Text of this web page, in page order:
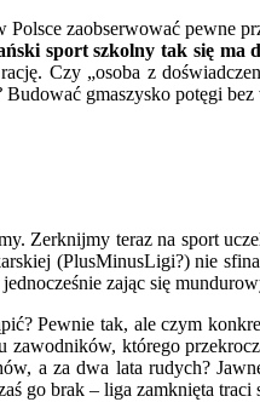
Polsce zaobserwować pewne
sport szkolny tak się ma
Czy „osoba z
Budować gmaszysko potęgi
Zerknijmy teraz na sport
(PlusMinusLigi?) nie
zając się
Pewnie tak, ale czym
którego
a za dwa lata rudych?
go brak – liga zamknięta